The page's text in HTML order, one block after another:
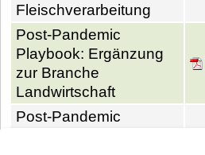
Fleischverarbeitung
Post-Pandemic
Playbook: Ergänzung
zur Branche
Landwirtschaft
Post-Pandemic